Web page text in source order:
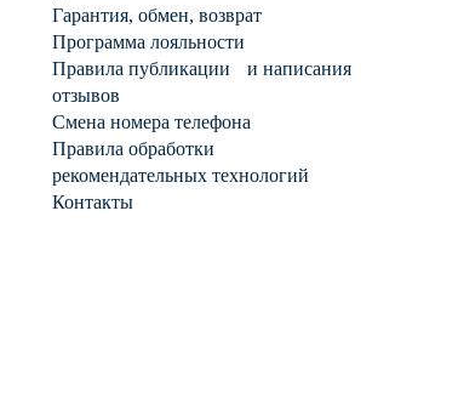
Гарантия, обмен, возврат
Программа лояльности
Правила публикации и написания
отзывов
Смена номера телефона
Правила обработки
рекомендательных технологий
Контакты